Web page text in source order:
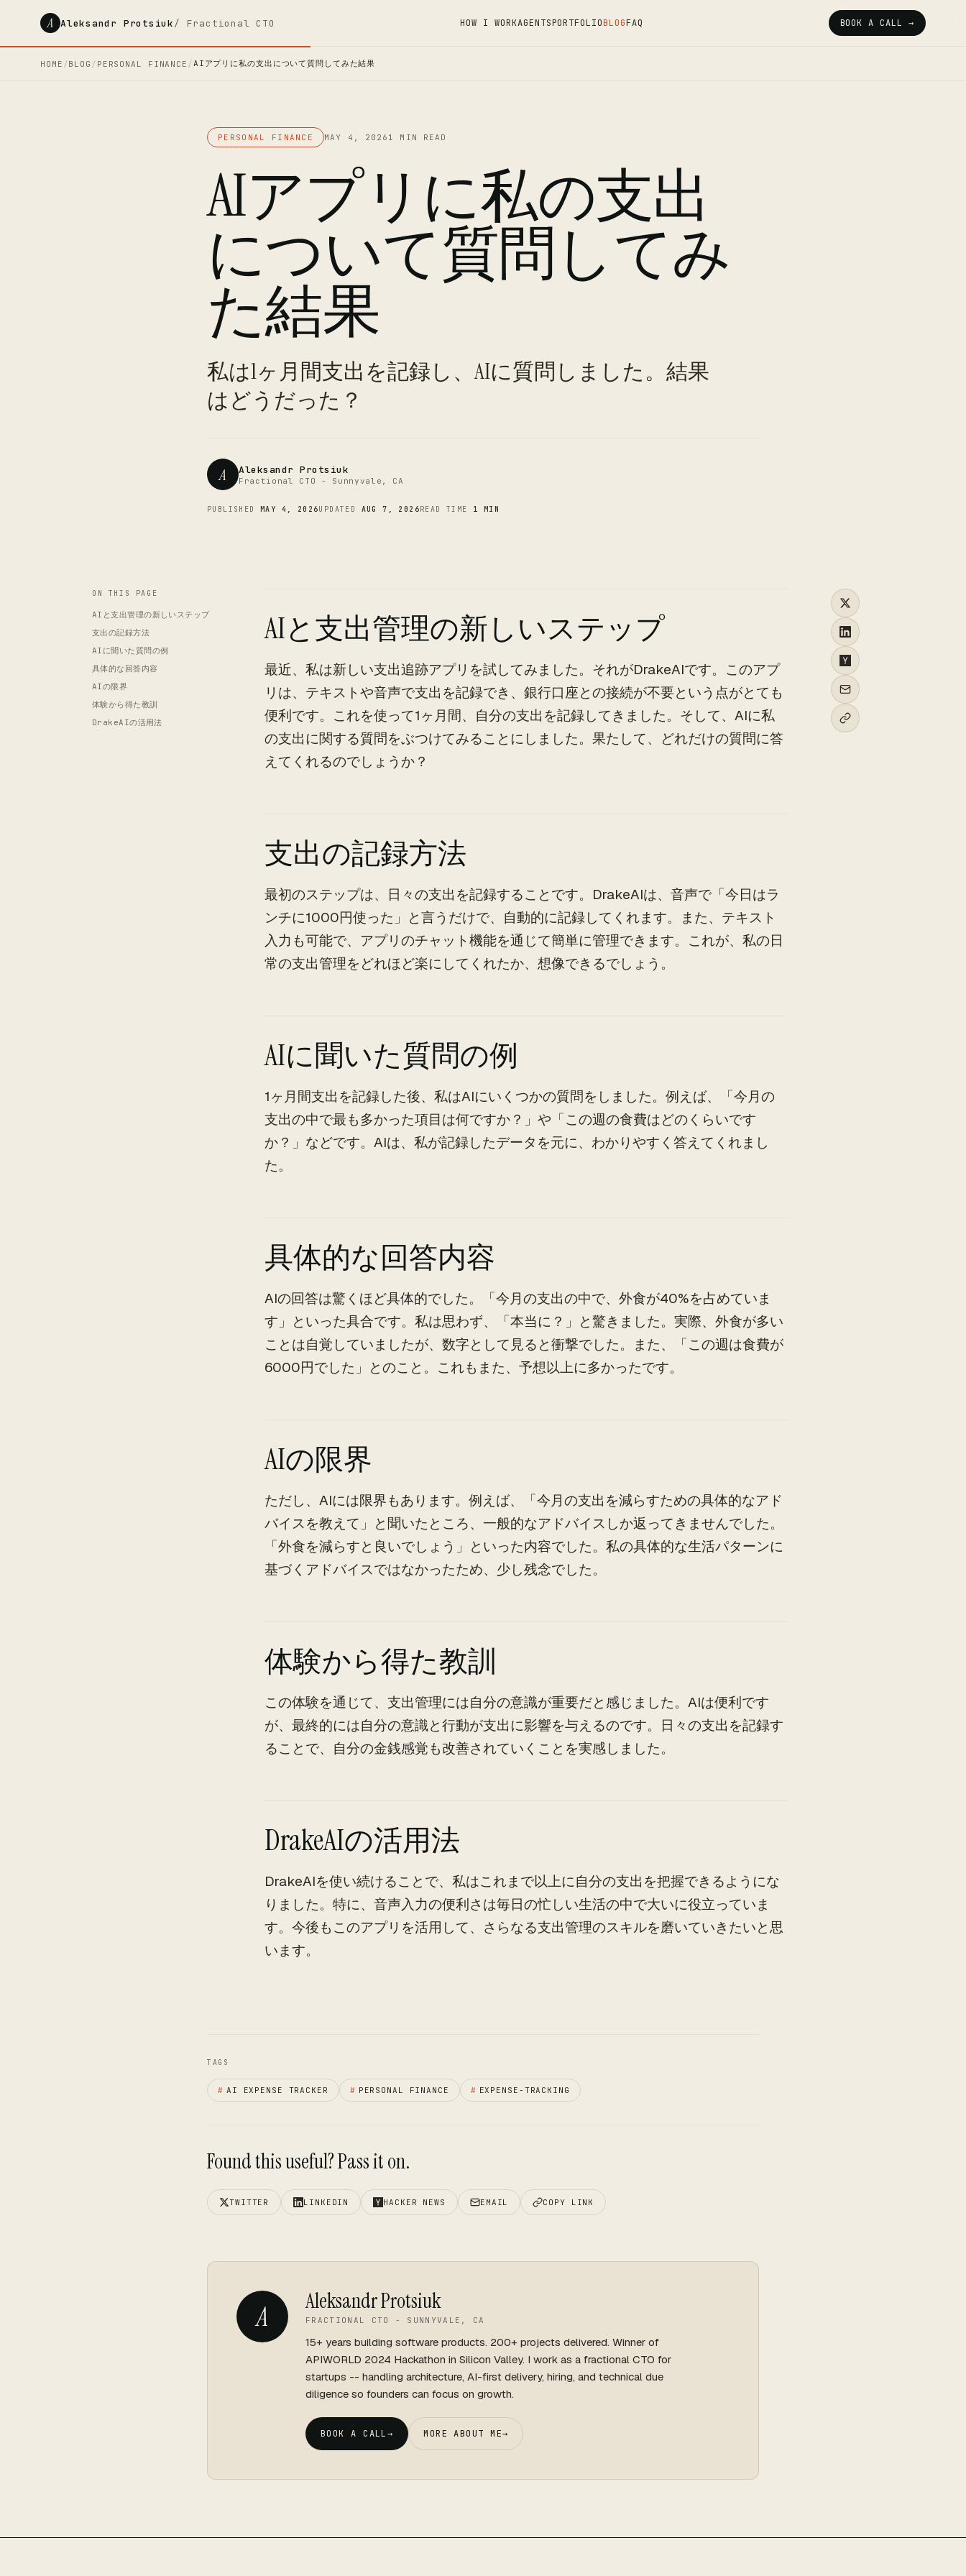
A Aleksandr Protsiuk/ Fractional CTO HOW I WORKAGENTSPORTFOLIOBLOGFAQ BOOK A CALL →
HOME /BLOG / PERSONAL FINANCE /AIアプリに私の支出について質問してみた結果
PERSONAL FINANCE MAY 4, 2026 1 MIN READ
AIアプリに私の支出
について質問してみ
た結果
私は1ヶ月間支出を記録し、AIに質問しました。結果
はどうだった？
A Aleksandr Protsiuk
Fractional CTO - Sunnyvale, CA
PUBLISHED MAY 4, 2026UPDATED AUG 7, 2026READ TIME 1 MIN
CTO
ON THIS PAGE
AIと支出管理の新しいステップ
支出の記録方法
AIに聞いた質問の例
具体的な回答内容
AIの限界
体験から得た教訓
DrakeAIの活用法
AIと支出管理の新しいステップ
最近、私は新しい支出追跡アプリを試してみました。それがDrakeAIです。このアプ
リは、テキストや音声で支出を記録でき、銀行口座との接続が不要という点がとても
便利です。これを使って1ヶ月間、自分の支出を記録してきました。そして、AIに私
の支出に関する質問をぶつけてみることにしました。果たして、どれだけの質問に答
えてくれるのでしょうか？
支出の記録方法
最初のステップは、日々の支出を記録することです。DrakeAIは、音声で「今日はラ
ンチに1000円使った」と言うだけで、自動的に記録してくれます。また、テキスト
入力も可能で、アプリのチャット機能を通じて簡単に管理できます。これが、私の日
常の支出管理をどれほど楽にしてくれたか、想像できるでしょう。
AIに聞いた質問の例
1ヶ月間支出を記録した後、私はAIにいくつかの質問をしました。例えば、「今月の
支出の中で最も多かった項目は何ですか？」や「この週の食費はどのくらいです
か？」などです。AIは、私が記録したデータを元に、わかりやすく答えてくれまし
た。
具体的な回答内容
AIの回答は驚くほど具体的でした。「今月の支出の中で、外食が40%を占めていま
す」といった具合です。私は思わず、「本当に？」と驚きました。実際、外食が多い
ことは自覚していましたが、数字として見ると衝撃でした。また、「この週は食費が
6000円でした」とのこと。これもまた、予想以上に多かったです。
AIの限界
ただし、AIには限界もあります。例えば、「今月の支出を減らすための具体的なアド
バイスを教えて」と聞いたところ、一般的なアドバイスしか返ってきませんでした。
「外食を減らすと良いでしょう」といった内容でした。私の具体的な生活パターンに
基づくアドバイスではなかったため、少し残念でした。
体験から得た教訓
この体験を通じて、支出管理には自分の意識が重要だと感じました。AIは便利です
が、最終的には自分の意識と行動が支出に影響を与えるのです。日々の支出を記録す
ることで、自分の金銭感覚も改善されていくことを実感しました。
DrakeAIの活用法
DrakeAIを使い続けることで、私はこれまで以上に自分の支出を把握できるようにな
りました。特に、音声入力の便利さは毎日の忙しい生活の中で大いに役立っていま
す。今後もこのアプリを活用して、さらなる支出管理のスキルを磨いていきたいと思
います。
TAGS
# AI EXPENSE TRACKER # PERSONAL FINANCE # EXPENSE-TRACKING
Found this useful? Pass it on.
TWITTER LINKEDIN HACKER NEWS EMAIL COPY LINK
A Aleksandr Protsiuk
FRACTIONAL CTO - SUNNYVALE, CA
15+ years building software products. 200+ projects delivered. Winner of
APIWORLD 2024 Hackathon in Silicon Valley. I work as a fractional CTO for
startups -- handling architecture, AI-first delivery, hiring, and technical due
diligence so founders can focus on growth.
BOOK A CALL→ MORE ABOUT ME→